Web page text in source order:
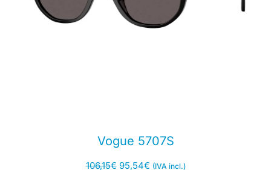
Vogue 5707S
106,15€ 95,54€ (IVA incl.)